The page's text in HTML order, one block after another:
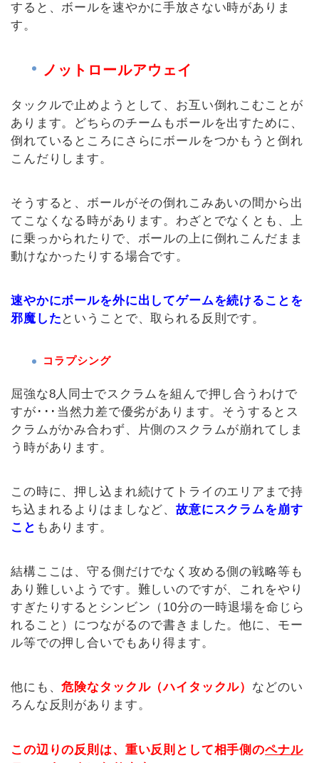
すると、ボールを速やかに手放さない時がありま
す。
ノットロールアウェイ
タックルで止めようとして、お互い倒れこむことが
あります。どちらのチームもボールを出すために、
倒れているところにさらにボールをつかもうと倒れ
こんだりします。
そうすると、ボールがその倒れこみあいの間から出
てこなくなる時があります。わざとでなくとも、上
に乗っかられたりで、ボールの上に倒れこんだまま
動けなかったりする場合です。
速やかにボールを外に出してゲームを続けることを
邪魔した ということで、取られる反則です。
コラプシング
屈強な8人同士でスクラムを組んで押し合うわけで
すが･･･当然力差で優劣があります。そうするとス
クラムがかみ合わず、片側のスクラムが崩れてしま
う時があります。
この時に、押し込まれ続けてトライのエリアまで持
ち込まれるよりはましなど、故意にスクラムを崩す
こと もあります。
結構ここは、守る側だけでなく攻める側の戦略等も
あり難しいようです。難しいのですが、これをやり
すぎたりするとシンビン（10分の一時退場を命じら
れること）につながるので書きました。他に、モー
ル等での押し合いでもあり得ます。
他にも、危険なタックル（ハイタックル） などのい
ろんな反則があります。
この辺りの反則は、重い反則として相手側のペナル